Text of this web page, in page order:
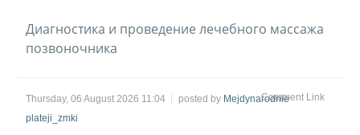
Диагностика и проведение лечебного массажа
позвоночника
Thursday, 06 August 2026 11:04 posted by Mejdynarodnie
plateji_zmki
Comment Link